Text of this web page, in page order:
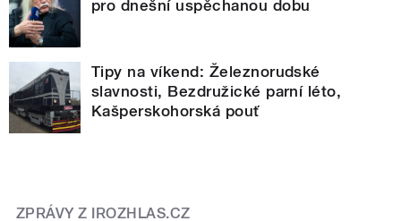
pro dnešní uspěchanou dobu
Tipy na víkend: Železnorudské
slavnosti, Bezdružické parní léto,
Kašperskohorská pouť
ZPRÁVY Z IROZHLAS.CZ